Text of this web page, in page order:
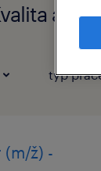
a
typ
(m/ž) -